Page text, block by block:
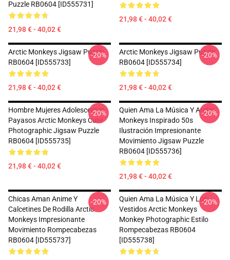
Puzzle RB0604 [ID555731]
21,98 € - 40,02 €
21,98 € - 40,02 €
Arctic Monkeys Jigsaw Puzzle
RB0604 [ID555733]
21,98 € - 40,02 €
-20%
Arctic Monkeys Jigsaw Puzzle
RB0604 [ID555734]
21,98 € - 40,02 €
-20%
Hombre Mujeres Adolescentes
Payasos Arctic Monkeys Cute
Photographic Jigsaw Puzzle
RB0604 [ID555735]
21,98 € - 40,02 €
-20%
Quien Ama La Música Y Arctic
Monkeys Inspirado 50s
Ilustración Impresionante
Movimiento Jigsaw Puzzle
RB0604 [ID555736]
21,98 € - 40,02 €
-20%
Chicas Aman Anime Y
Calcetines De Rodilla Arctic
Monkeys Impresionante
Movimiento Rompecabezas
RB0604 [ID555737]
-20%
Quien Ama La Música Y Los
Vestidos Arctic Monkeys
Monkey Photographic Estilo
Rompecabezas RB0604
[ID555738]
-20%